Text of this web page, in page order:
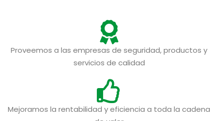
Proveemos a las empresas de seguridad, productos y
servicios de calidad
Mejoramos la rentabilidad y eficiencia a toda la cadena